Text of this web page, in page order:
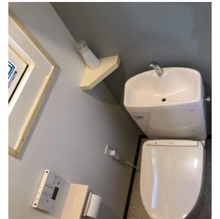
２Ｆのトイレもリフォームしてギンガムチェックのアクセントクロスでおしゃ
れに。窓がないトイレなので明るく。